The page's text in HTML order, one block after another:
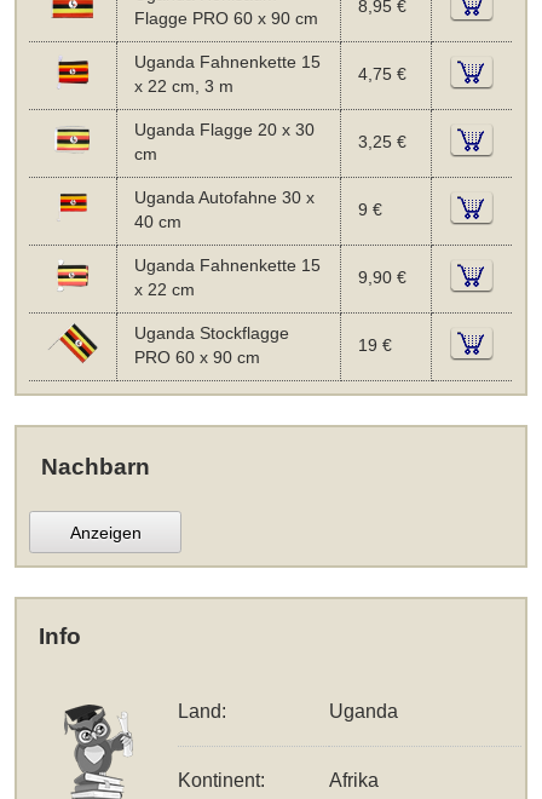
Flagge PRO 60 x 90 cm
8,95 €
Uganda Fahnenkette 15
x 22 cm, 3 m
4,75 €
Uganda Flagge 20 x 30
cm
3,25 €
Uganda Autofahne 30 x
40 cm
9 €
Uganda Fahnenkette 15
x 22 cm
9,90 €
Uganda Stockflagge
PRO 60 x 90 cm
19 €
Nachbarn
Anzeigen
Info
Land: Uganda
Kontinent: Afrika